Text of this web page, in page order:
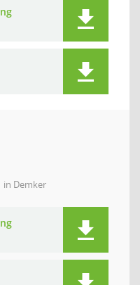
in Demker